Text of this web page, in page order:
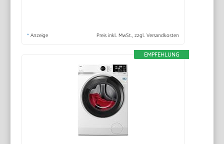
* Anzeige Preis inkl. MwSt., zzgl. Versandkosten
EMPFEHLUNG